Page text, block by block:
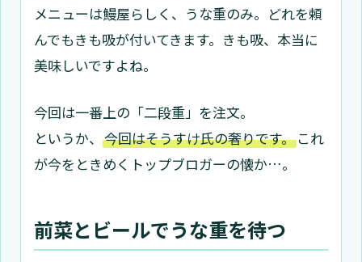
メニューは鰻屋らしく、うな重のみ。どれを頼
んでもきも吸が付いてきます。きも吸、本当に
美味しいですよね。
今回は一番上の「二段重」を注文。
というか、 今回はそうすけ氏の奢りです。 これ
が今をときめくトップブロガーの懐か…。
前菜とビールでうな重を待つ